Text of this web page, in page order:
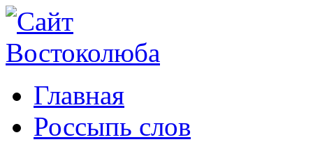
Главная
Россыпь слов